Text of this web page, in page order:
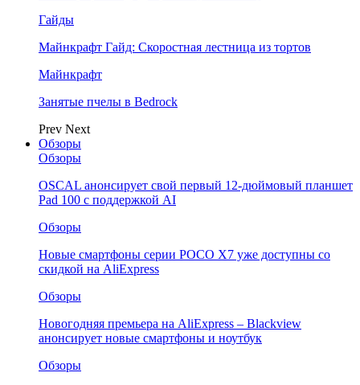
Гайды
Майнкрафт Гайд: Скоростная лестница из тортов
Майнкрафт
Занятые пчелы в Bedrock
Prev Next
Обзоры
Обзоры
OSCAL анонсирует свой первый 12-дюймовый планшет
Pad 100 с поддержкой AI
Обзоры
Новые смартфоны серии POCO X7 уже доступны со
скидкой на AliExpress
Обзоры
Новогодняя премьера на AliExpress – Blackview
анонсирует новые смартфоны и ноутбук
Обзоры